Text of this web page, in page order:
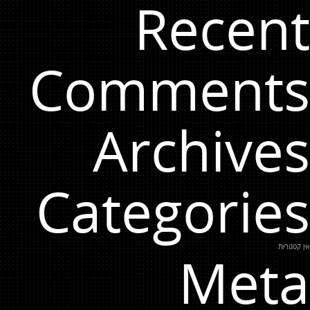
Recent
Comments
Archives
Categories
אין קטגוריות
Meta